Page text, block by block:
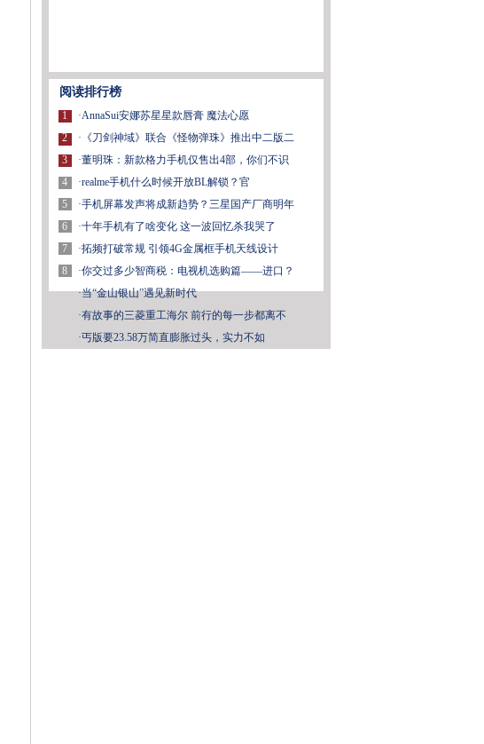
阅读排行榜
1
2
3
4
5
6
7
8
·AnnaSui安娜苏星星款唇膏 魔法心愿
· 《刀剑神域》联合《怪物弹珠》推出中二版二
·董明珠：新款格力手机仅售出4部，你们不识
·realme手机什么时候开放BL解锁？官
·手机屏幕发声将成新趋势？三星国产厂商明年
·十年手机有了啥变化 这一波回忆杀我哭了
·拓频打破常规 引领4G金属框手机天线设计
·你交过多少智商税：电视机选购篇——进口？
·当“金山银山”遇见新时代
·有故事的三菱重工海尔 前行的每一步都离不
·丐版要23.58万简直膨胀过头，实力不如